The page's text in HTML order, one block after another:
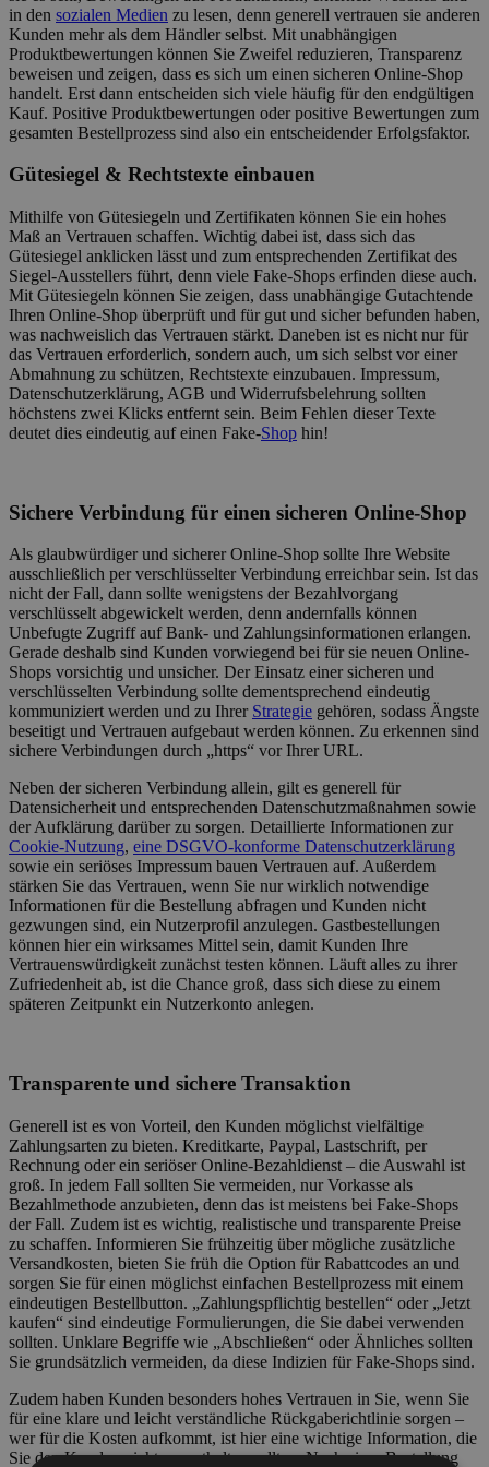
in den sozialen Medien zu lesen, denn generell vertrauen sie anderen
Kunden mehr als dem Händler selbst. Mit unabhängigen
Produktbewertungen können Sie Zweifel reduzieren, Transparenz
beweisen und zeigen, dass es sich um einen sicheren Online-Shop
handelt. Erst dann entscheiden sich viele häufig für den endgültigen
Kauf. Positive Produktbewertungen oder positive Bewertungen zum
gesamten Bestellprozess sind also ein entscheidender Erfolgsfaktor.
Gütesiegel & Rechtstexte einbauen
Mithilfe von Gütesiegeln und Zertifikaten können Sie ein hohes
Maß an Vertrauen schaffen. Wichtig dabei ist, dass sich das
Gütesiegel anklicken lässt und zum entsprechenden Zertifikat des
Siegel-Ausstellers führt, denn viele Fake-Shops erfinden diese auch.
Mit Gütesiegeln können Sie zeigen, dass unabhängige Gutachtende
Ihren Online-Shop überprüft und für gut und sicher befunden haben,
was nachweislich das Vertrauen stärkt. Daneben ist es nicht nur für
das Vertrauen erforderlich, sondern auch, um sich selbst vor einer
Abmahnung zu schützen, Rechtstexte einzubauen. Impressum,
Datenschutzerklärung, AGB und Widerrufsbelehrung sollten
höchstens zwei Klicks entfernt sein. Beim Fehlen dieser Texte
deutet dies eindeutig auf einen Fake-Shop hin!
Sichere Verbindung für einen sicheren Online-Shop
Als glaubwürdiger und sicherer Online-Shop sollte Ihre Website
ausschließlich per verschlüsselter Verbindung erreichbar sein. Ist das
nicht der Fall, dann sollte wenigstens der Bezahlvorgang
verschlüsselt abgewickelt werden, denn andernfalls können
Unbefugte Zugriff auf Bank- und Zahlungsinformationen erlangen.
Gerade deshalb sind Kunden vorwiegend bei für sie neuen Online-
Shops vorsichtig und unsicher. Der Einsatz einer sicheren und
verschlüsselten Verbindung sollte dementsprechend eindeutig
kommuniziert werden und zu Ihrer Strategie gehören, sodass Ängste
beseitigt und Vertrauen aufgebaut werden können. Zu erkennen sind
sichere Verbindungen durch „https“ vor Ihrer URL.
Neben der sicheren Verbindung allein, gilt es generell für
Datensicherheit und entsprechenden Datenschutzmaßnahmen sowie
der Aufklärung darüber zu sorgen. Detaillierte Informationen zur
Cookie-Nutzung, eine DSGVO-konforme Datenschutzerklärung
sowie ein seriöses Impressum bauen Vertrauen auf. Außerdem
stärken Sie das Vertrauen, wenn Sie nur wirklich notwendige
Informationen für die Bestellung abfragen und Kunden nicht
gezwungen sind, ein Nutzerprofil anzulegen. Gastbestellungen
können hier ein wirksames Mittel sein, damit Kunden Ihre
Vertrauenswürdigkeit zunächst testen können. Läuft alles zu ihrer
Zufriedenheit ab, ist die Chance groß, dass sich diese zu einem
späteren Zeitpunkt ein Nutzerkonto anlegen.
Transparente und sichere Transaktion
Generell ist es von Vorteil, den Kunden möglichst vielfältige
Zahlungsarten zu bieten. Kreditkarte, Paypal, Lastschrift, per
Rechnung oder ein seriöser Online-Bezahldienst – die Auswahl ist
groß. In jedem Fall sollten Sie vermeiden, nur Vorkasse als
Bezahlmethode anzubieten, denn das ist meistens bei Fake-Shops
der Fall. Zudem ist es wichtig, realistische und transparente Preise
zu schaffen. Informieren Sie frühzeitig über mögliche zusätzliche
Versandkosten, bieten Sie früh die Option für Rabattcodes an und
sorgen Sie für einen möglichst einfachen Bestellprozess mit einem
eindeutigen Bestellbutton. „Zahlungspflichtig bestellen“ oder „Jetzt
kaufen“ sind eindeutige Formulierungen, die Sie dabei verwenden
sollten. Unklare Begriffe wie „Abschließen“ oder Ähnliches sollten
Sie grundsätzlich vermeiden, da diese Indizien für Fake-Shops sind.
Zudem haben Kunden besonders hohes Vertrauen in Sie, wenn Sie
für eine klare und leicht verständliche Rückgaberichtlinie sorgen –
wer für die Kosten aufkommt, ist hier eine wichtige Information, die
Sie den Kunden nicht vorenthalten sollten. Nach einer Bestellung